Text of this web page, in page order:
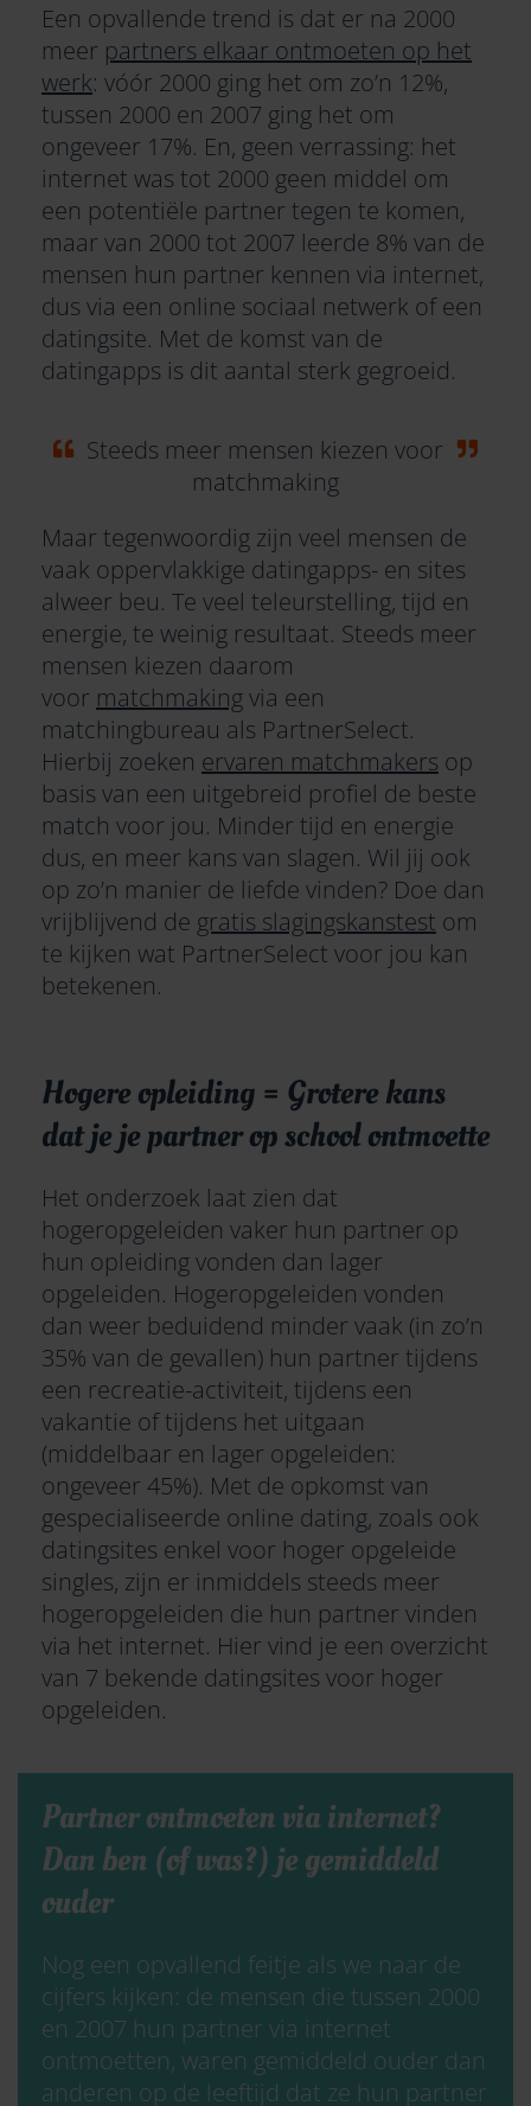
Een opvallende trend is dat er na 2000
meer partners elkaar ontmoeten op het
werk: vóór 2000 ging het om zo’n 12%,
tussen 2000 en 2007 ging het om
ongeveer 17%. En, geen verrassing: het
internet was tot 2000 geen middel om
een potentiële partner tegen te komen,
maar van 2000 tot 2007 leerde 8% van de
mensen hun partner kennen via internet,
dus via een online sociaal netwerk of een
datingsite. Met de komst van de
datingapps is dit aantal sterk gegroeid.
Steeds meer mensen kiezen voor
matchmaking
Maar tegenwoordig zijn veel mensen de
vaak oppervlakkige datingapps- en sites
alweer beu. Te veel teleurstelling, tijd en
energie, te weinig resultaat. Steeds meer
mensen kiezen daarom
voor matchmakingvia een
matchingbureau als PartnerSelect.
Hierbij zoeken ervaren matchmakers op
basis van een uitgebreid profiel de beste
match voor jou. Minder tijd en energie
dus, en meer kans van slagen. Wil jij ook
op zo’n manier de liefde vinden? Doe dan
vrijblijvend de gratis slagingskanstest om
te kijken wat PartnerSelect voor jou kan
betekenen.
Hogere opleiding = Grotere kans
dat je je partner op school ontmoette
Het onderzoek laat zien dat
hogeropgeleiden vaker hun partner op
hun opleiding vonden dan lager
opgeleiden. Hogeropgeleiden vonden
dan weer beduidend minder vaak (in zo’n
35% van de gevallen) hun partner tijdens
een recreatie-activiteit, tijdens een
vakantie of tijdens het uitgaan
(middelbaar en lager opgeleiden:
ongeveer 45%). Met de opkomst van
gespecialiseerde online dating, zoals ook
datingsites enkel voor hoger opgeleide
singles, zijn er inmiddels steeds meer
hogeropgeleiden die hun partner vinden
via het internet. Hier vind je een overzicht
van 7 bekende datingsites voor hoger
opgeleiden.
Partner ontmoeten via internet?
Dan ben (of was?) je gemiddeld
ouder
Nog een opvallend feitje als we naar de
cijfers kijken: de mensen die tussen 2000
en 2007 hun partner via internet
ontmoetten, waren gemiddeld ouder dan
anderen op de leeftijd dat ze hun partner